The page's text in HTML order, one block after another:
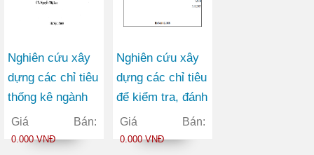
Nghiên cứu xây
dựng các chỉ tiêu
thống kê ngành
KHCN, chế độ
báo cáo tống kê,
Giá Bán:
0.000 VNĐ
Nghiên cứu xây
dựng các chỉ tiêu
để kiểm tra, đánh
giá chất lượng
tấm băng cho
Giá Bán:
0.000 VNĐ